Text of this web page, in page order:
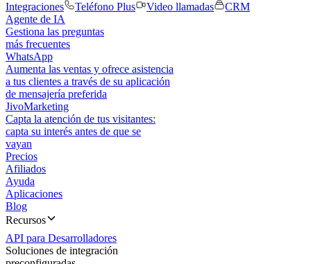
Integraciones
Teléfono Plus Video llamadas
CRM
Agente de IA
Gestiona las preguntas
más frecuentes
WhatsApp
Aumenta las ventas y ofrece asistencia
a tus clientes a través de su aplicación
de mensajería preferida
JivoMarketing
Capta la atención de tus visitantes:
capta su interés antes de que se
vayan
Precios
Afiliados
Ayuda
Aplicaciones
Blog
Recursos
API para Desarrolladores
Soluciones de integración